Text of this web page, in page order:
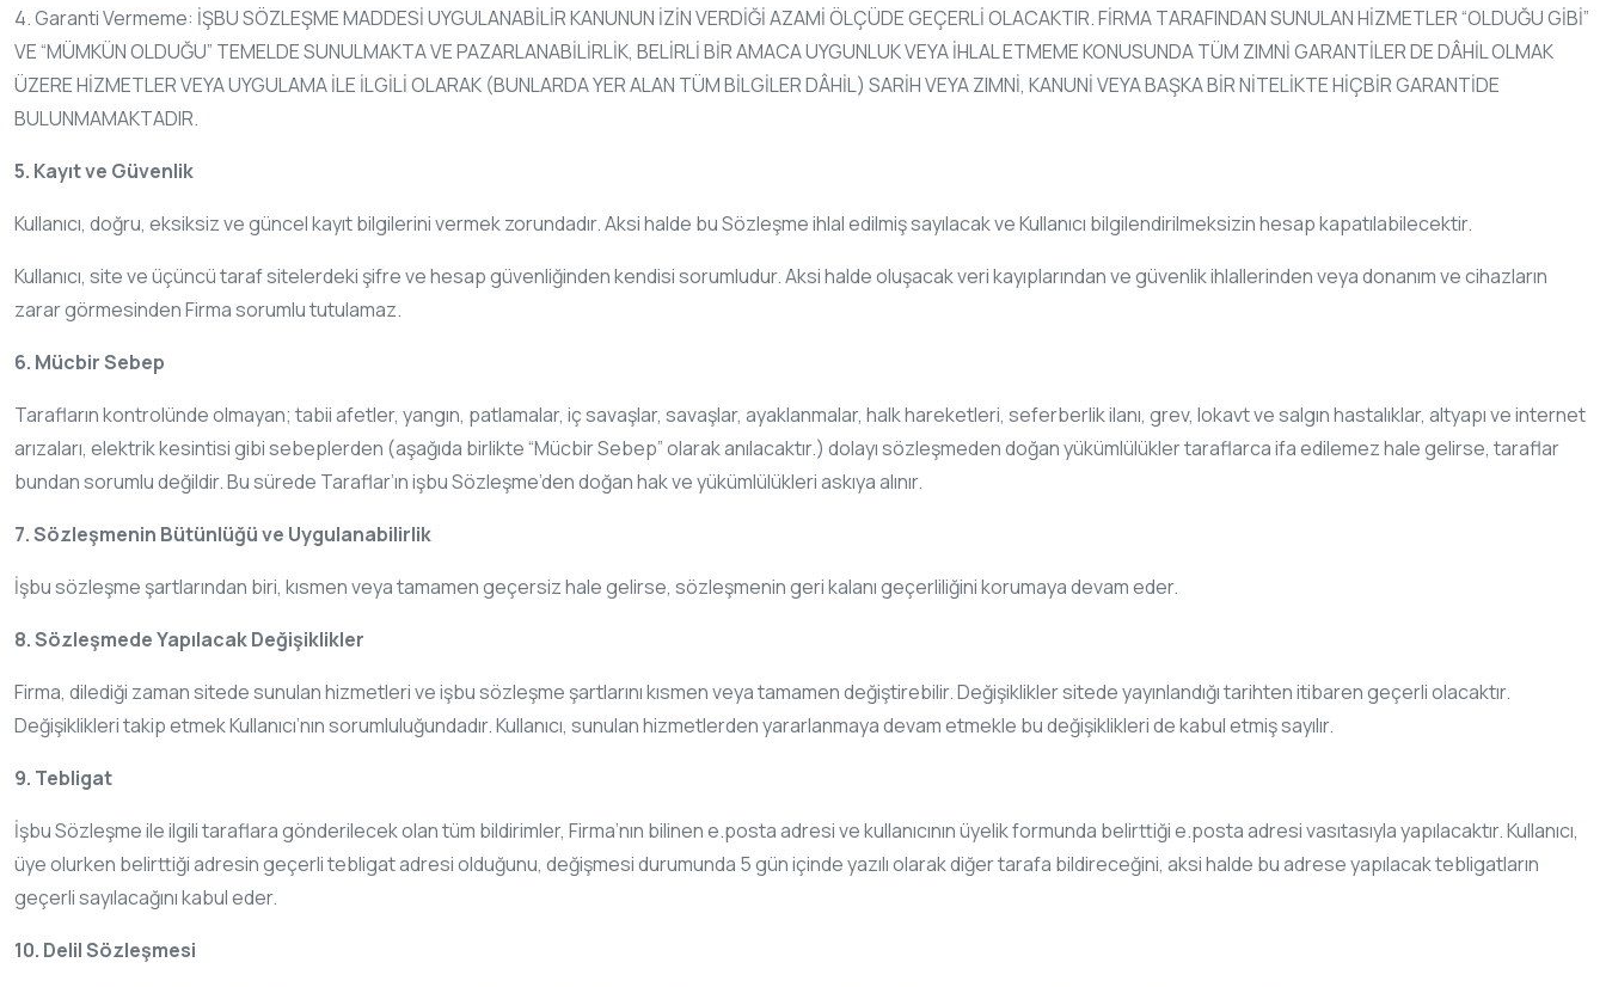
4. Garanti Vermeme: İŞBU SÖZLEŞME MADDESİ UYGULANABİLİR KANUNUN İZİN VERDİĞİ AZAMİ ÖLÇÜDE GEÇERLİ OLACAKTIR. FİRMA TARAFINDAN SUNULAN HİZMETLER “OLDUĞU GİBİ”
VE “MÜMKÜN OLDUĞU” TEMELDE SUNULMAKTA VE PAZARLANABİLİRLİK, BELİRLİ BİR AMACA UYGUNLUK VEYA İHLAL ETMEME KONUSUNDA TÜM ZIMNİ GARANTİLER DE DÂHİL OLMAK
ÜZERE HİZMETLER VEYA UYGULAMA İLE İLGİLİ OLARAK (BUNLARDA YER ALAN TÜM BİLGİLER DÂHİL) SARİH VEYA ZIMNİ, KANUNİ VEYA BAŞKA BİR NİTELİKTE HİÇBİR GARANTİDE
BULUNMAMAKTADIR.
5. Kayıt ve Güvenlik
Kullanıcı, doğru, eksiksiz ve güncel kayıt bilgilerini vermek zorundadır. Aksi halde bu Sözleşme ihlal edilmiş sayılacak ve Kullanıcı bilgilendirilmeksizin hesap kapatılabilecektir.
Kullanıcı, site ve üçüncü taraf sitelerdeki şifre ve hesap güvenliğinden kendisi sorumludur. Aksi halde oluşacak veri kayıplarından ve güvenlik ihlallerinden veya donanım ve cihazların
zarar görmesinden Firma sorumlu tutulamaz.
6. Mücbir Sebep
Tarafların kontrolünde olmayan; tabii afetler, yangın, patlamalar, iç savaşlar, savaşlar, ayaklanmalar, halk hareketleri, seferberlik ilanı, grev, lokavt ve salgın hastalıklar, altyapı ve internet
arızaları, elektrik kesintisi gibi sebeplerden (aşağıda birlikte “Mücbir Sebep” olarak anılacaktır.) dolayı sözleşmeden doğan yükümlülükler taraflarca ifa edilemez hale gelirse, taraflar
bundan sorumlu değildir. Bu sürede Taraflar’ın işbu Sözleşme’den doğan hak ve yükümlülükleri askıya alınır.
7. Sözleşmenin Bütünlüğü ve Uygulanabilirlik
İşbu sözleşme şartlarından biri, kısmen veya tamamen geçersiz hale gelirse, sözleşmenin geri kalanı geçerliliğini korumaya devam eder.
8. Sözleşmede Yapılacak Değişiklikler
Firma, dilediği zaman sitede sunulan hizmetleri ve işbu sözleşme şartlarını kısmen veya tamamen değiştirebilir. Değişiklikler sitede yayınlandığı tarihten itibaren geçerli olacaktır.
Değişiklikleri takip etmek Kullanıcı’nın sorumluluğundadır. Kullanıcı, sunulan hizmetlerden yararlanmaya devam etmekle bu değişiklikleri de kabul etmiş sayılır.
9. Tebligat
İşbu Sözleşme ile ilgili taraflara gönderilecek olan tüm bildirimler, Firma’nın bilinen e.posta adresi ve kullanıcının üyelik formunda belirttiği e.posta adresi vasıtasıyla yapılacaktır. Kullanıcı,
üye olurken belirttiği adresin geçerli tebligat adresi olduğunu, değişmesi durumunda 5 gün içinde yazılı olarak diğer tarafa bildireceğini, aksi halde bu adrese yapılacak tebligatların
geçerli sayılacağını kabul eder.
10. Delil Sözleşmesi